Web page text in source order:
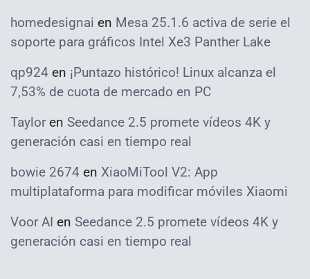
homedesignai en Mesa 25.1.6 activa de serie el
soporte para gráficos Intel Xe3 Panther Lake
qp924 en ¡Puntazo histórico! Linux alcanza el
7,53% de cuota de mercado en PC
Taylor en Seedance 2.5 promete vídeos 4K y
generación casi en tiempo real
bowie 2674 en XiaoMiTool V2: App
multiplataforma para modificar móviles Xiaomi
Voor AI en Seedance 2.5 promete vídeos 4K y
generación casi en tiempo real